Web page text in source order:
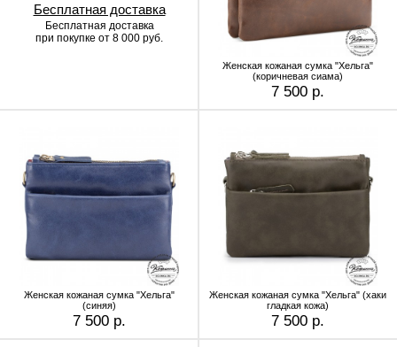
Бесплатная доставка
Бесплатная доставка
при покупке от 8 000 руб.
Женская кожаная сумка "Хельга"
(коричневая сиама)
7 500 р.
Женская кожаная сумка "Хельга"
(синяя)
7 500 р.
Женская кожаная сумка "Хельга" (хаки
гладкая кожа)
7 500 р.